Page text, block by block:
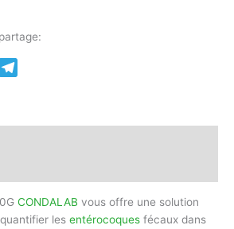
Viber
CONDALAB vous offre une solution
les entérocoques fécaux dans